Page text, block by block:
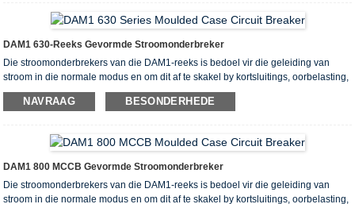
Dit stem ooreen met die vereistes van EN 60947-1, EN 60947-2.
DAM1 630-Reeks Gevormde Stroomonderbreker
Die stroomonderbrekers van die DAM1-reeks is bedoel vir die geleiding van
stroom in die normale modus en om dit af te skakel by kortsluitings, oorbelasting,
ontoelaatbare buk, sowel as bedryfsaktivering en uitstorting van elektriese
stroomonderdele. Hulle is ontwerp vir gebruik in elektriese eenhede met die
Dit stem ooreen met die vereistes van EN 60947-1, EN 60947-2.
NAVRAAG BESONDERHEDE
DAM1 800 MCCB Gevormde Stroomonderbreker
Die stroomonderbrekers van die DAM1-reeks is bedoel vir die geleiding van
stroom in die normale modus en om dit af te skakel by kortsluitings, oorbelasting,